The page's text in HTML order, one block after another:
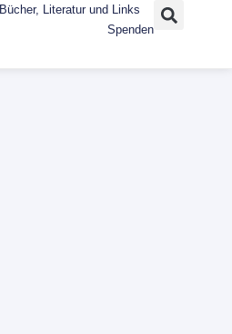
Bücher, Literatur und Links
Spenden